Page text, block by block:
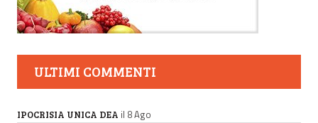
ULTIMI COMMENTI
IPOCRISIA UNICA DEA il 8 Ago